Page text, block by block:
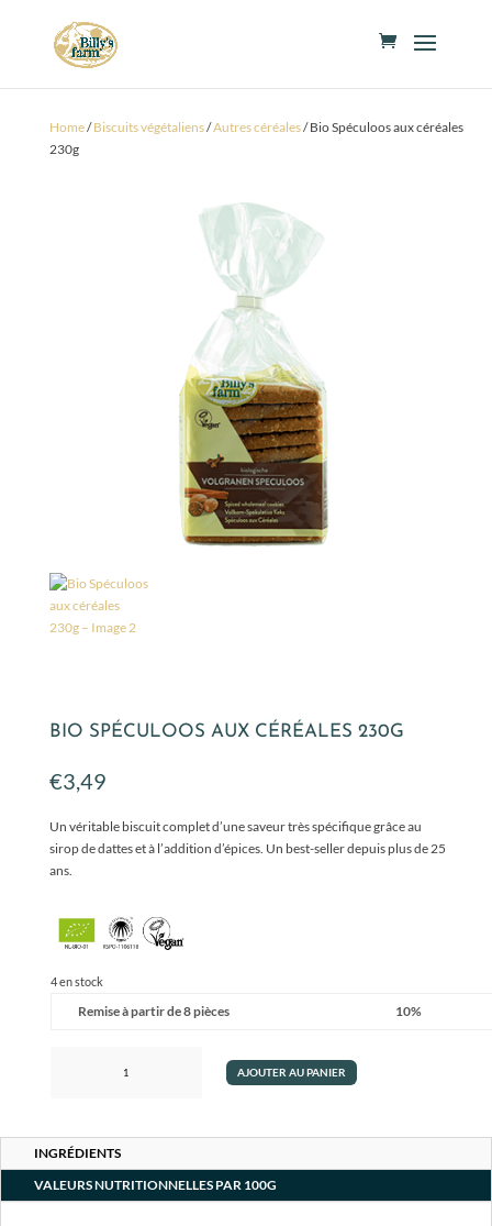
Home/Biscuits végétaliens/Autres céréales/ Bio Spéculoos aux céréales
230g
BIO SPÉCULOOS AUX CÉRÉALES 230G
€3,49
Un véritable biscuit complet d’une saveur très spécifique grâce au
sirop de dattes et à l’addition d’épices. Un best-seller depuis plus de 25
ans.
4 en stock
Remise à partir de 8 pièces 10%
aux
céréales
230g
AJOUTER AU PANIER
INGRÉDIENTS
VALEURS NUTRITIONNELLES PAR 100G